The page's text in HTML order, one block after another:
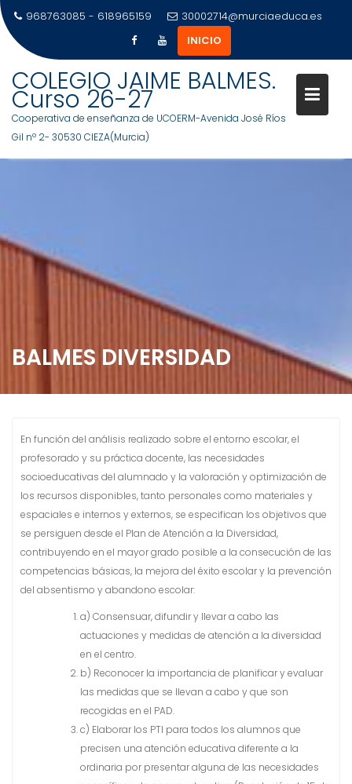
968763085 - 618965159
30002714@murciaeduca.es
INICIO
COLEGIO JAIME BALMES.
Curso 26-27
Cooperativa de enseñanza de UCOERM-Avenida José Ríos
Gil nº 2- 30530 CIEZA(Murcia)
BALMES DIVERSIDAD
En función del análisis realizado sobre el entorno escolar, el
profesorado y su práctica docente, las necesidades
socioeducativas del alumnado y la valoración y optimización de
los recursos disponibles, tanto personales como materiales y
espaciales e internos y externos, se especifican los objetivos que
se persiguen desde el Plan de Atención a la Diversidad,
contribuyendo en el mayor grado posible a la consecución de las
competencias básicas, la mejora del éxito escolar y la prevención
del absentismo y abandono escolar:
a) Consensuar, difundir y llevar a cabo las
actuaciones y medidas de atención a la diversidad
en el centro.
b) Reconocer la importancia de planificar y evaluar
las medidas que se llevan a cabo y que son
recogidas en el PAD.
c) Elaborar los PTI para todos los alumnos que
precisen una atención educativa diferente a la
ordinaria por presentar alguna de las necesidades